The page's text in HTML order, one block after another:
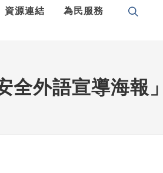
資源連結 為民服務
全外語宣導海報」